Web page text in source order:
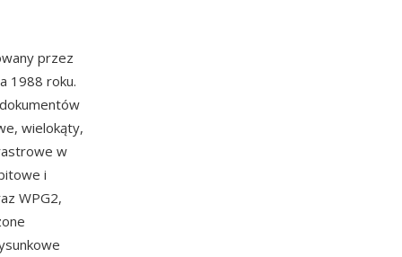
przez
1988 roku.
wielokąty,
w
i
WPG2,